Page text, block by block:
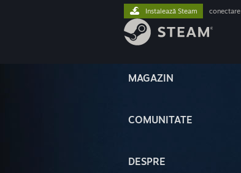
MAGAZIN
COMUNITATE
DESPRE
Instalează Steam conectare